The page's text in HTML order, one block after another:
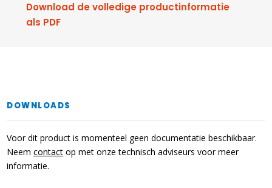
Download de volledige productinformatie
als PDF
DOWNLOADS
Voor dit product is momenteel geen documentatie beschikbaar.
Neemcontact op met onze technisch adviseurs voor meer
informatie.